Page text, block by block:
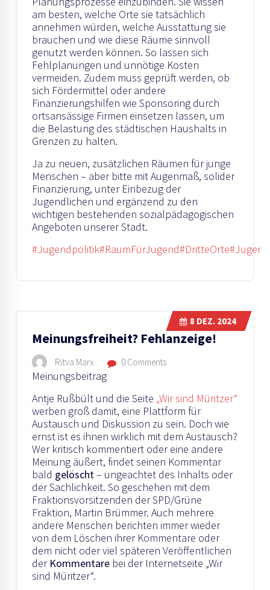
am besten, welche Orte sie tatsächlich
annehmen würden, welche Ausstattung sie
brauchen und wie diese Räume sinnvoll
genutzt werden können. So lassen sich
Fehlplanungen und unnötige Kosten
vermeiden. Zudem muss geprüft werden, ob
sich Fördermittel oder andere
Finanzierungshilfen wie Sponsoring durch
ortsansässige Firmen einsetzen lassen, um
die Belastung des städtischen Haushalts in
Grenzen zu halten.
Ja zu neuen, zusätzlichen Räumen für junge
Menschen – aber bitte mit Augenmaß, solider
Finanzierung, unter Einbezug der
Jugendlichen und ergänzend zu den
wichtigen bestehenden sozialpädagogischen
Angeboten unserer Stadt.
#Jugendpolitik#RaumFürJugend#DritteOrte
Meinungsfreiheit? Fehlanzeige!
8 DEZ. 2024
Ritva Marx 0 Comments
Meinungsbeitrag
Antje Rußbült und die Seite „Wir sind Müritzer“
werben groß damit, eine Plattform für
Austausch und Diskussion zu sein. Doch wie
ernst ist es ihnen wirklich mit dem Austausch?
Wer kritisch kommentiert oder eine andere
Meinung äußert, findet seinen Kommentar
bald gelöscht– ungeachtet des Inhalts oder
der Sachlichkeit. So geschehen mit dem
Fraktionsvorsitzenden der SPD/Grüne
Fraktion, Martin Brümmer. Auch mehrere
andere Menschen berichten immer wieder
von dem Löschen ihrer Kommentare oder
dem nicht oder viel späteren Veröffentlichen
der Kommentare bei der Internetseite „Wir
sind Müritzer“.